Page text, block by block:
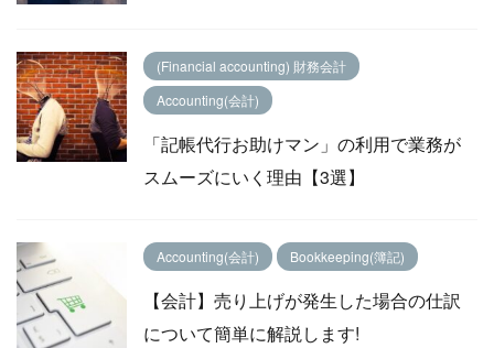
(Financial accounting) 財務会計
Accounting(会計)
「記帳代行お助けマン」の利用で業務が
スムーズにいく理由【3選】
Accounting(会計) Bookkeeping(簿記)
【会計】売り上げが発生した場合の仕訳
について簡単に解説します!